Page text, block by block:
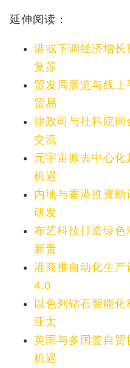
延伸阅读：
港或下调经济增
复苏
贸发局展览与线
贸易
律政司与社科院
交流
元宇宙掀去中心
机遇
内地与香港推资
研发
布艺科技打造绿
新贵
港商推自动化生
4.0
以色列钻石智能
亚太
英国与多国签自
机遇